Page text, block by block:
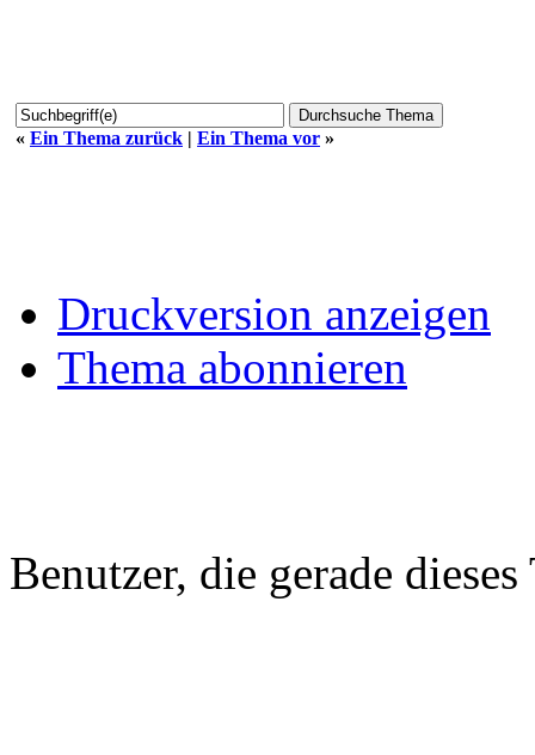
« Ein Thema zurück | Ein Thema vor »
Druckversion anzeigen
Thema abonnieren
Benutzer, die gerade